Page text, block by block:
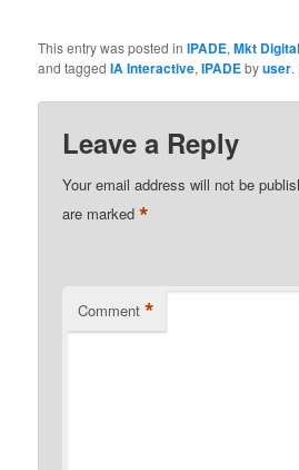
This entry was posted inIPADE,Mkt Digital
and taggedIA Interactive,IPADEbyuser.
Leave a Reply
Your email address will not be
are marked*
Comment *